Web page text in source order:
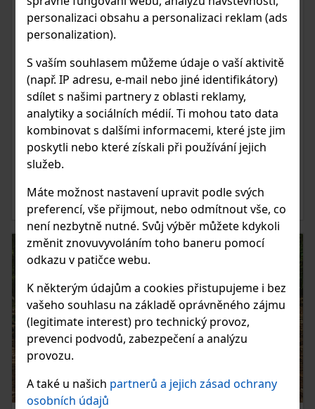
personalizaci obsahu a personalizaci reklam (ads
personalization).
S vaším souhlasem můžeme údaje o vaší aktivitě
(např. IP adresu, e-mail nebo jiné identifikátory)
sdílet s našimi partnery z oblasti reklamy,
analytiky a sociálních médií. Ti mohou tato data
kombinovat s dalšími informacemi, které jste jim
poskytli nebo které získali při používání jejich
služeb.
Máte možnost nastavení upravit podle svých
preferencí, vše přijmout, nebo odmítnout vše, co
není nezbytně nutné. Svůj výběr můžete kdykoli
změnit znovuvyvoláním toho baneru pomocí
odkazu v patičce webu.
K některým údajům a cookies přistupujeme i bez
vašeho souhlasu na základě oprávněného zájmu
(legitimate interest) pro technický provoz,
prevenci podvodů, zabezpečení a analýzu
provozu.
A také u našich partnerů a jejich zásad ochrany
osobních údajů
JAK VYBRAT SPRÁVNÝ MONITOR
NA ÚPRAVU FOTOGRAFIÍ:
PRŮVODCE PRO FOTOGRAFY
Pro fotografy je kvalitní monitor nezbytným nástrojem pro
přesnou úpravu fotografií. Správně zvolený monitor vám
umožní vidět snímky tak, jak skutečně vypadají, což je
klíčové pro dosažení profesionálních výsledků. V tomto
článku se podíváme na hlavní faktory, které byste měli
zvážit při výběru monitoru na úpravu fotografií.
ČIST ČLÁNEK